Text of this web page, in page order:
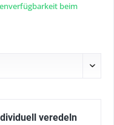
beim
veredeln